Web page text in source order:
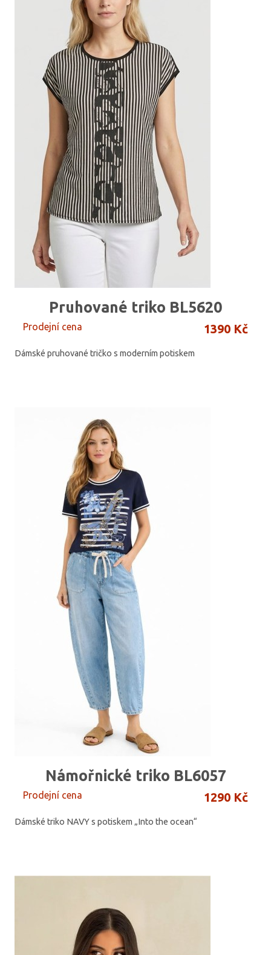
Pruhované triko BL5620
Prodejní cena 1390 Kč
Dámské pruhované tričko s moderním potiskem
Námořnické triko BL6057
Prodejní cena 1290 Kč
Dámské triko NAVY s potiskem „Into the ocean“